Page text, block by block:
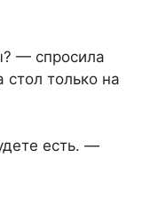
— спросила
только на
есть. —